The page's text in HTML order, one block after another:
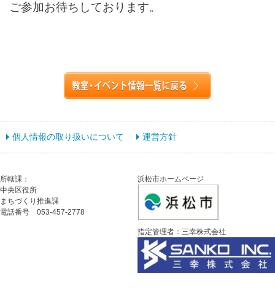
ご参加お待ちしております。
個人情報の取り扱いについて 運営方針
所轄課：
中央区役所
まちづくり推進課
電話番号 053-457-2778
浜松市ホームページ
指定管理者：三幸株式会社